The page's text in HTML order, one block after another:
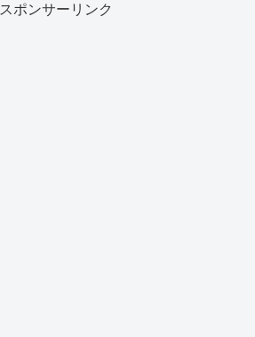
スポンサーリンク